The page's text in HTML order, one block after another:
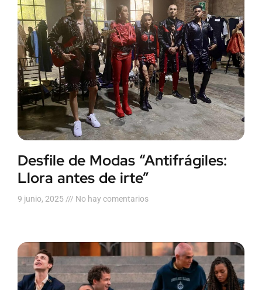
Desfile de Modas “Antifrágiles:
Llora antes de irte”
9 junio, 2025 No hay comentarios